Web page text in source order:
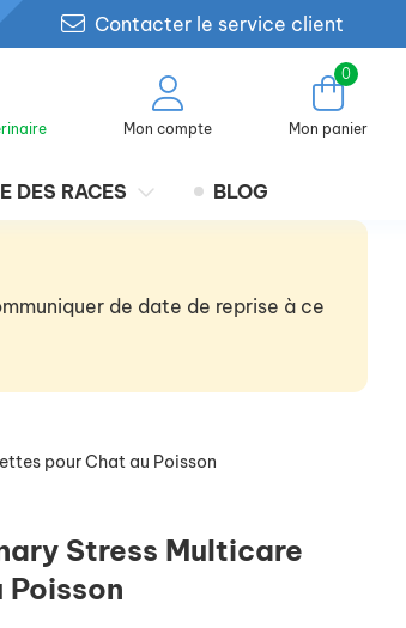
Contacter le service client
Mon compte
0
Mon panier
DES RACES BLOG
de date de reprise à ce
pour Chat au Poisson
Stress Multicare